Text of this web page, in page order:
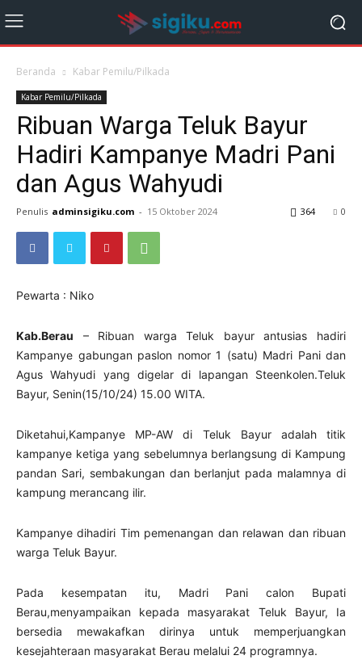
Beranda Kabar Pemilu/Pilkada
Kabar Pemilu/Pilkada
Ribuan Warga Teluk Bayur
Hadiri Kampanye Madri Pani
dan Agus Wahyudi
Penulis adminsigiku.com - 15 Oktober 2024 0
364
Pewarta : Niko
Kab.Berau – Ribuan warga Teluk bayur antusias hadiri
Kampanye gabungan paslon nomor 1 (satu) Madri Pani dan
Agus Wahyudi yang digelar di lapangan Steenkolen.Teluk
Bayur, Senin(15/10/24) 15.00 WITA.
Diketahui,Kampanye MP-AW di Teluk Bayur adalah titik
kampanye ketiga yang sebelumnya berlangsung di Kampung
pandan Sari, sembakungan dan berlanjut pada malamnya di
kampung merancang ilir.
Kampanye dihadiri Tim pemenangan dan relawan dan ribuan
warga Teluk Bayur.
Pada kesempatan itu, Madri Pani calon Bupati
Berau,menyampaikan kepada masyarakat Teluk Bayur, Ia
bersedia mewakafkan dirinya untuk memperjuangkan
kesejahteraan masyarakat Berau melalui 24 programnya.